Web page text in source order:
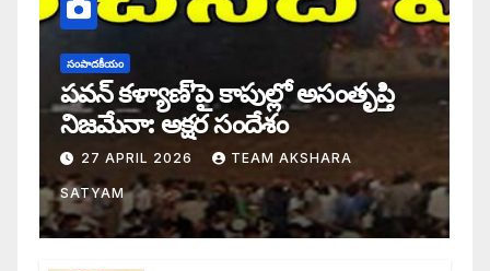
సంపాదకీయం
పవన్ కళ్యాణ్’పై కాపుల్లో అసంతృప్తి
నిజమేనా: అక్షర సందేశం
27 APRIL 2026 TEAM AKSHARA
SATYAM